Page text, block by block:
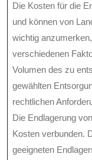
Die Kosten für die
und können von
wichtig
verschiedenen
Volumen des zu
gewählten
rechtlichen
Die Endlagerung
Kosten verbunden.
geeigneten